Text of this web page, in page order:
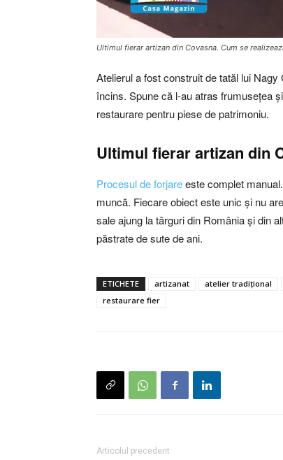
Ultimul fierar artizan din Covasna. Cum se
Atelierul a fost construit de tatăl lui
încins. Spune că l-au atras frumusețea
restaurare pentru piese de patrimoniu.
Ultimul fierar artizan din
Procesul de forjareeste complet
muncă. Fiecare obiect este unic și nu
sale ajung la târguri din România și din
păstrate de sute de ani.
ETICHETE artizanat atelier tradițional
restaurare fier
Articolul precedent